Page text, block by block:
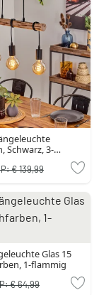
Schwarz, 3-
€ 139,99
Glas 15
1-flammig
€ 64,99